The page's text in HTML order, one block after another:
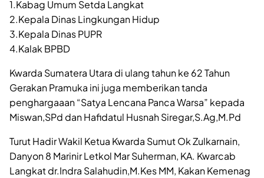
1.Kabag Umum Setda Langkat
2.Kepala Dinas Lingkungan Hidup
3.Kepala Dinas PUPR
4.Kalak BPBD
Kwarda Sumatera Utara di ulang tahun ke 62 Tahun
Gerakan Pramuka ini juga memberikan tanda
penghargaaan “Satya Lencana Panca Warsa” kepada
Miswan,SPd dan Hafidatul Husnah Siregar,S.Ag,M.Pd
Turut Hadir Wakil Ketua Kwarda Sumut Ok Zulkarnain,
Danyon 8 Marinir Letkol Mar Suherman, KA. Kwarcab
Langkat dr.Indra Salahudin,M.Kes MM, Kakan Kemenag